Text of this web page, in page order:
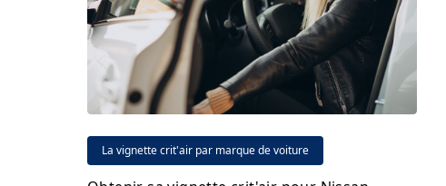
La vignette crit'air par marque de voiture